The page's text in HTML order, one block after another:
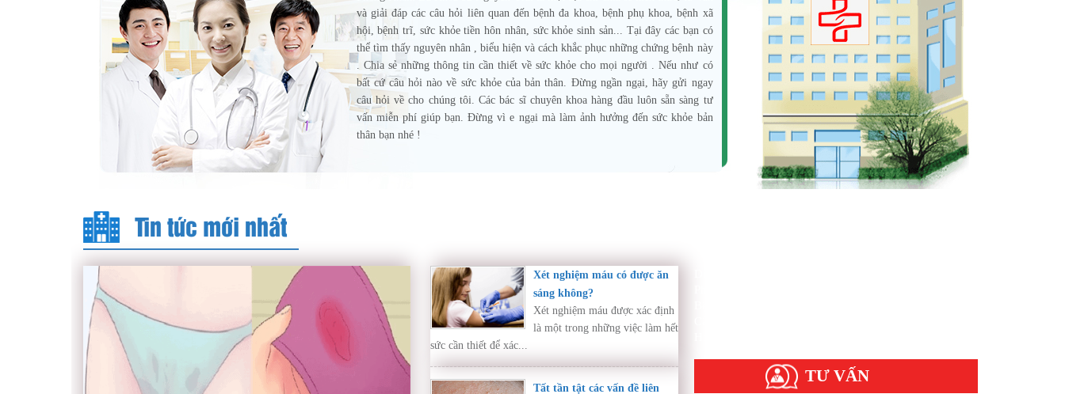
và giải đáp các câu hỏi liên quan đến bệnh đa khoa, bệnh phụ khoa, bệnh xã
hội, bệnh trĩ, sức khỏe tiền hôn nhân, sức khỏe sinh sản... Tại đây các bạn có
thể tìm thấy nguyên nhân , biểu hiện và cách khắc phục những chứng bệnh này
. Chia sẻ những thông tin cần thiết về sức khỏe cho mọi người . Nếu như có
bất cứ câu hỏi nào về sức khỏe của bản thân. Đừng ngần ngại, hãy gửi ngay
câu hỏi về cho chúng tôi. Các bác sĩ chuyên khoa hàng đầu luôn sẵn sàng tư
vấn miễn phí giúp bạn. Đừng vì e ngại mà làm ảnh hưởng đến sức khỏe bản
thân bạn nhé !
Tin tức mới nhất
Xét nghiệm máu có được ăn
sáng không?
Xét nghiệm máu được xác định
là một trong những việc làm hết
sức cần thiết để xác...
Tất tần tật các vấn đề liên
TƯ VẤN